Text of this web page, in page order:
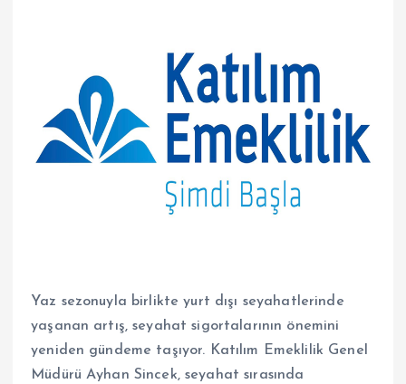
Yaz sezonuyla birlikte yurt dışı seyahatlerinde
yaşanan artış, seyahat sigortalarının önemini
yeniden gündeme taşıyor. Katılım Emeklilik Genel
Müdürü Ayhan Sincek, seyahat sırasında